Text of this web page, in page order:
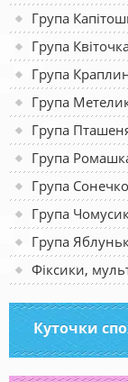
Група
Група
Група
Група
Група
Група
Група Сонечко
Група
Група
Фіксики,
Куточки